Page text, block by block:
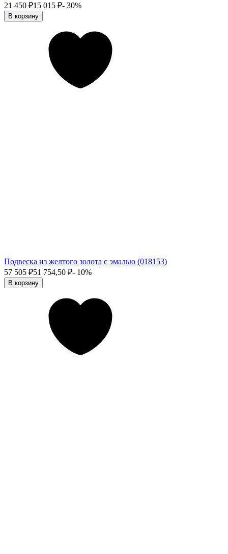
21 450 ₽15 015 ₽- 30%
В корзину
Подвеска из желтого золота с эмалью (018153)
57 505 ₽51 754,50 ₽- 10%
В корзину